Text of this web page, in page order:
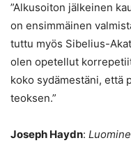
”Alkusoiton jälkeinen
on ensimmäinen
tuttu myös Sibelius-
olen opetellut
koko sydämestäni, että
teoksen.”
Joseph Haydn: